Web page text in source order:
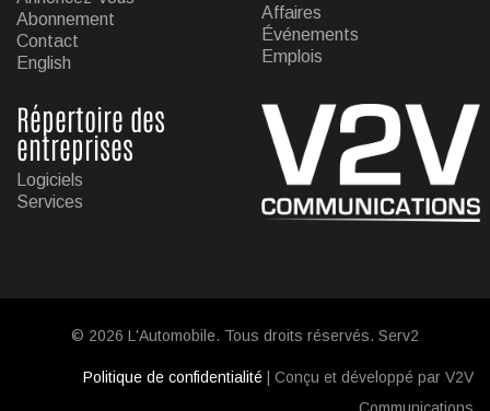
Abonnement
Contact
English
Affaires
Événements
Emplois
Répertoire des
entreprises
Logiciels
Services
© 2026 L'Automobile. Tous droits réservés. Serv2
Politique de confidentialité | Conçu et développé par V2V
Communications